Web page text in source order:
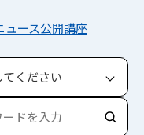
ュース公開講座
検